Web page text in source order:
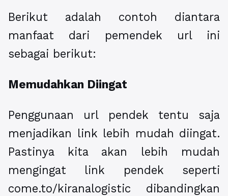
Berikut adalah contoh diantara
manfaat dari pemendek url ini
sebagai berikut:
Memudahkan Diingat
Penggunaan url pendek tentu saja
menjadikan link lebih mudah diingat.
Pastinya kita akan lebih mudah
mengingat link pendek seperti
come.to/kiranalogistic dibandingkan